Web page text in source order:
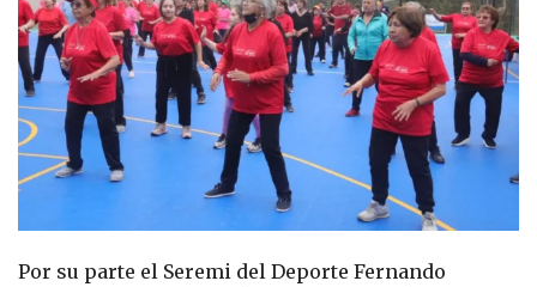
Por su parte el Seremi del Deporte Fernando